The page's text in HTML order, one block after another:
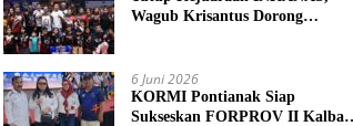
Wagub Krisantus Dorong
6 Juni 2026
KORMI Pontianak Siap
Sukseskan FORPROV II Kalbar